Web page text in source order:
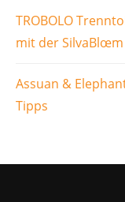
TROBOLO
mit der
Assuan &
Tipps